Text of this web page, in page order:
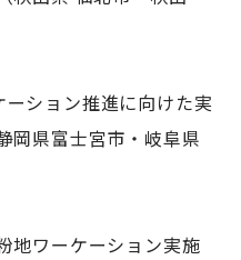
ション推進に向けた実
岡県富士宮市・岐阜県
地ワーケーション実施